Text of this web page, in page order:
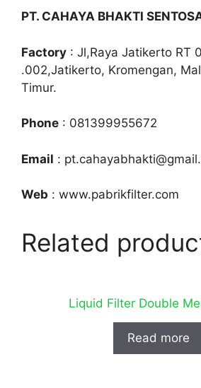
PT. CAHAYA BHAKTI
Factory : Jl,Raya Jatikerto RT
.002,Jatikerto, Kromengan,
Timur.
Phone : 081399955672
Email :
Web : www.pabrikfilter.com
Related
Liquid Filter Double
Read more